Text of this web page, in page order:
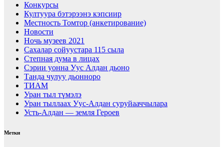
Конкурсы
Култуура бэтэрээнэ кэпсиир
Местность Томтор (анкетирование)
Новости
Ночь музеев 2021
Сахалар сойуустара 115 сыла
Степная дума в лицах
Сэрии уонна Уус Алдан дьоно
Танда чулуу дьонноро
ТИАМ
Уран тыл түмэлэ
Уран тыллаах Уус-Алдан суруйааччылара
Усть-Алдан — земля Героев
Метки